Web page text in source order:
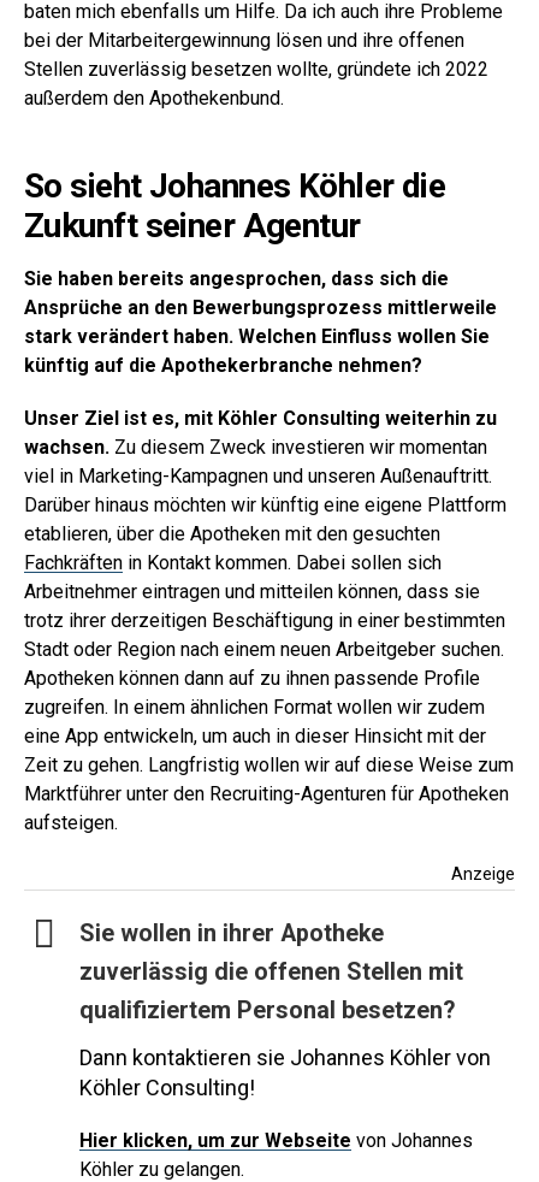
baten mich ebenfalls um Hilfe. Da ich auch ihre Probleme
bei der Mitarbeitergewinnung lösen und ihre offenen
Stellen zuverlässig besetzen wollte, gründete ich 2022
außerdem den Apothekenbund.
So sieht Johannes Köhler die
Zukunft seiner Agentur
Sie haben bereits angesprochen, dass sich die
Ansprüche an den Bewerbungsprozess mittlerweile
stark verändert haben. Welchen Einfluss wollen Sie
künftig auf die Apothekerbranche nehmen?
Unser Ziel ist es, mit Köhler Consulting weiterhin zu
wachsen. Zu diesem Zweck investieren wir momentan
viel in Marketing-Kampagnen und unseren Außenauftritt.
Darüber hinaus möchten wir künftig eine eigene Plattform
etablieren, über die Apotheken mit den gesuchten
Fachkräften in Kontakt kommen. Dabei sollen sich
Arbeitnehmer eintragen und mitteilen können, dass sie
trotz ihrer derzeitigen Beschäftigung in einer bestimmten
Stadt oder Region nach einem neuen Arbeitgeber suchen.
Apotheken können dann auf zu ihnen passende Profile
zugreifen. In einem ähnlichen Format wollen wir zudem
eine App entwickeln, um auch in dieser Hinsicht mit der
Zeit zu gehen. Langfristig wollen wir auf diese Weise zum
Marktführer unter den Recruiting-Agenturen für Apotheken
aufsteigen.
Anzeige
Sie wollen in ihrer Apotheke
zuverlässig die offenen Stellen mit
qualifiziertem Personal besetzen?
Dann kontaktieren sie Johannes Köhler von
Köhler Consulting!
Hier klicken, um zur Webseite von Johannes
Köhler zu gelangen.